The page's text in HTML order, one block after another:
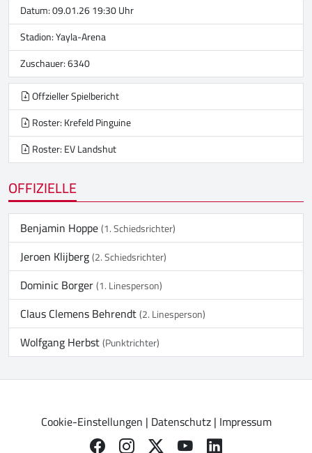
Datum: 09.01.26 19:30 Uhr
Stadion:Yayla-Arena
Zuschauer: 6340
Offzieller Spielbericht
Roster: Krefeld Pinguine
Roster: EV Landshut
OFFIZIELLE
Benjamin Hoppe(1. Schiedsrichter)
Jeroen Klijberg(2. Schiedsrichter)
Dominic Borger(1. Linesperson)
Claus Clemens Behrendt(2. Linesperson)
Wolfgang Herbst(Punktrichter)
Cookie-Einstellungen | Datenschutz| Impressum